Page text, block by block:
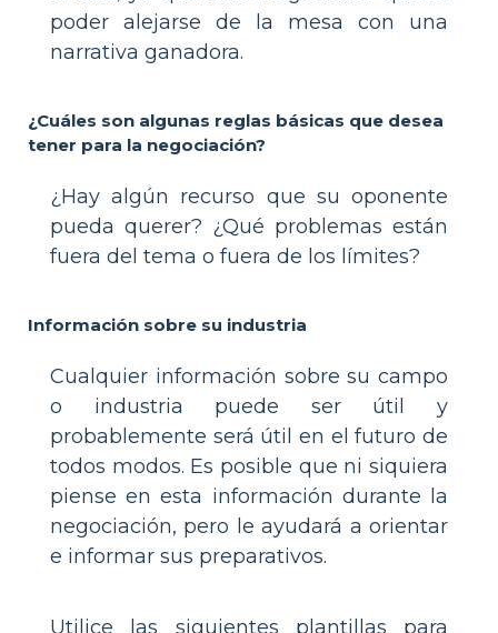
poder alejarse de la mesa con una
narrativa ganadora.
¿Cuáles son algunas reglas básicas que desea
tener para la negociación?
¿Hay algún recurso que su oponente
pueda querer? ¿Qué problemas están
fuera del tema o fuera de los límites?
Información sobre su industria
Cualquier información sobre su campo
o industria puede ser útil y
probablemente será útil en el futuro de
todos modos. Es posible que ni siquiera
piense en esta información durante la
negociación, pero le ayudará a orientar
e informar sus preparativos.
Utilice las siguientes plantillas para